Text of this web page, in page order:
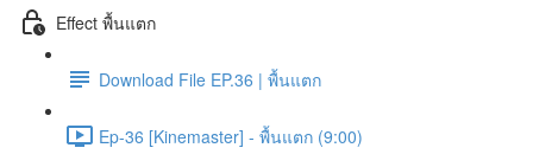
Effect พื้นแตก
Download File EP.36 | พื้นแตก
Ep-36 [Kinemaster] - พื้นแตก (9:00)